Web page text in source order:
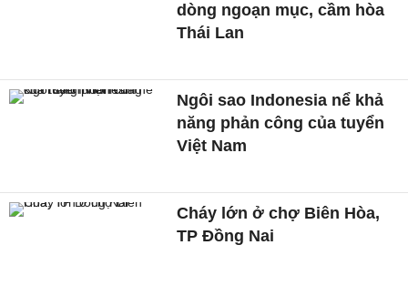
dòng ngoạn mục, cầm hòa
Thái Lan
Ngôi sao Indonesia nể khả
năng phản công của tuyển
Việt Nam
Cháy lớn ở chợ Biên Hòa,
TP Đồng Nai